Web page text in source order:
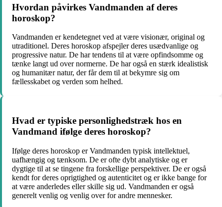
Hvordan påvirkes Vandmanden af deres
horoskop?
Vandmanden er kendetegnet ved at være visionær, original og
utraditionel. Deres horoskop afspejler deres usædvanlige og
progressive natur. De har tendens til at være opfindsomme og
tænke langt ud over normerne. De har også en stærk idealistisk
og humanitær natur, der får dem til at bekymre sig om
fællesskabet og verden som helhed.
Hvad er typiske personlighedstræk hos en
Vandmand ifølge deres horoskop?
Ifølge deres horoskop er Vandmanden typisk intellektuel,
uafhængig og tænksom. De er ofte dybt analytiske og er
dygtige til at se tingene fra forskellige perspektiver. De er også
kendt for deres oprigtighed og autenticitet og er ikke bange for
at være anderledes eller skille sig ud. Vandmanden er også
generelt venlig og venlig over for andre mennesker.